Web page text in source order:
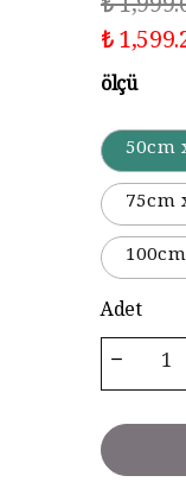
₺
₺
ölçü
50cm
75cm
Adet